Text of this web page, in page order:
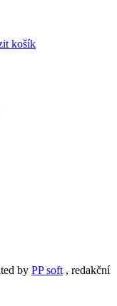
košík
by PP soft , redakční